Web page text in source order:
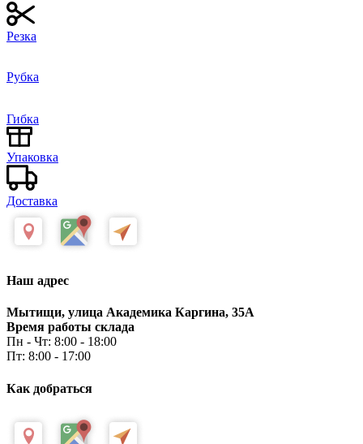
Резка
Рубка
Гибка
Упаковка
Доставка
Наш адрес
Мытищи, улица Академика Каргина, 35А
Время работы склада
Пн - Чт: 8:00 - 18:00
Пт: 8:00 - 17:00
Как добраться